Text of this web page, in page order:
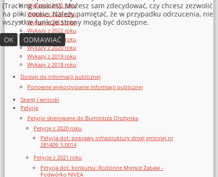
Wykazy z 2025 roku
Wykazy z 2024 roku
Wykazy z 2023 roku
Wykazy z 2022 roku
Wykazy z 2021 roku
Wykazy z 2020 roku
Wykazy z 2019 roku
Wykazy z 2018 roku
Dostęp do informacji publicznej
Ponowne wykorzystanie informacji publicznej
Skargi i wnioski
Petycje
Petycje skierowane do Burmistrza Olsztynka
Petycje z 2020 roku
Petycja dot. poprawy infrastruktury drogi gminnej nr
281409_5.0014
Petycje z 2021 roku
Petycja dot. konkursu: Rodzinne Miejsce Zabaw -
Podwórko NIVEA
(Tracking Cookies). Możesz sam zdecydować, czy chcesz zezwolić
na pliki cookie. Należy pamiętać, że w przypadku odrzucenia, nie
wszystkie funkcje strony mogą być dostępne.
OK
ODMAWIAĆ